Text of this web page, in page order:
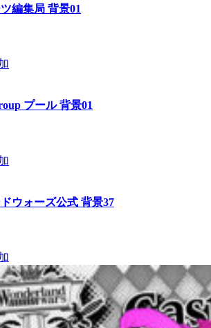
編集局 背景01
プール 背景01
ウォーズ公式 背景37